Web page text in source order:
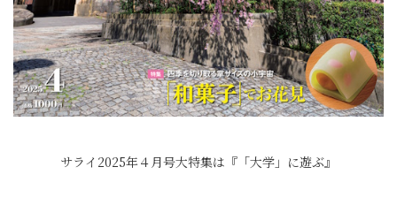
サライ2025年４月号大特集は『「大学」に遊ぶ』